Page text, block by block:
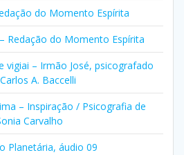
do Momento Espírita
Redação do Momento Espírita
vigiai – Irmão José, psicografado
A. Baccelli
– Inspiração / Psicografia de
Carvalho
Planetária, áudio 09